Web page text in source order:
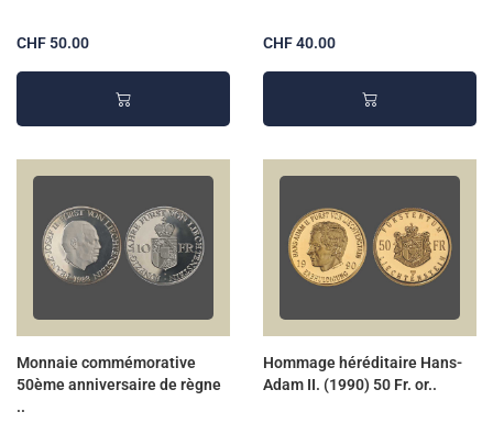
CHF 50.00 CHF 40.00
Monnaie commémorative
50ème anniversaire de règne
..
Hommage héréditaire Hans-
Adam II. (1990) 50 Fr. or..